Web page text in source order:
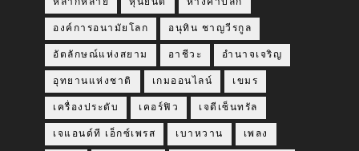
องค์การอนามัยโลก อนุทิน ชาญวีรกูล
อัตลักษณ์แห่งสยาม อาชีวะ อำนาจเจริญ
อุทยานแห่งชาติ เกมออนไลน์ เขมร
เครื่องประดับ เคอร์ฟิว เจดีเซ็นทรัล
เจแอนด์ที เอ็กซ์เพรส เบาหวาน เพลง